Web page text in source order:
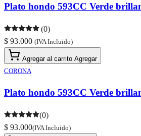
Plato hondo 593CC Verde
(0)
$ 93.000 (IVA Incluido)
Agregar al carrito Agregar
CORONA
Plato hondo 593CC Verde
(0)
$ 93.000(IVA Incluido)